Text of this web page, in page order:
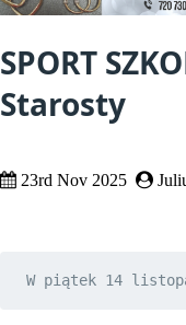
SPORT
Starosty
23rd Nov 2025
W piątek 14